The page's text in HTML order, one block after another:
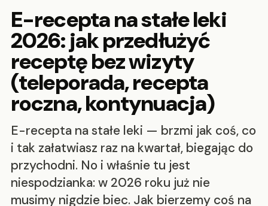
E-recepta na stałe leki
2026: jak przedłużyć
receptę bez wizyty
(teleporada, recepta
roczna, kontynuacja)
E-recepta na stałe leki — brzmi jak coś, co
i tak załatwiasz raz na kwartał, biegając do
przychodni. No i właśnie tu jest
niespodzianka: w 2026 roku już nie
musimy nigdzie biec. Jak bierzemy coś na